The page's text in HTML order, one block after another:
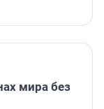
мира без